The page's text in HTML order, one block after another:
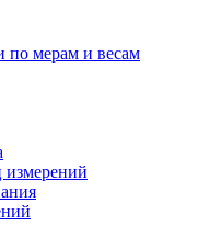
по мерам и весам
измерений